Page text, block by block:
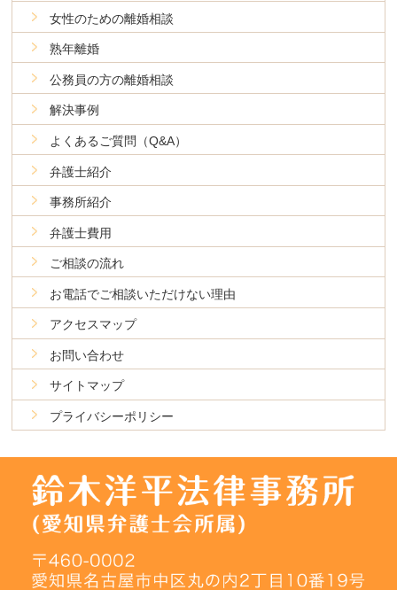
女性のための離婚相談
熟年離婚
公務員の方の離婚相談
解決事例
よくあるご質問（Q&A）
弁護士紹介
事務所紹介
弁護士費用
ご相談の流れ
お電話でご相談いただけない理由
アクセスマップ
お問い合わせ
サイトマップ
プライバシーポリシー